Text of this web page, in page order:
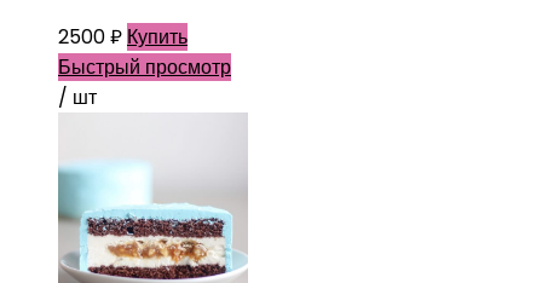
2500₽ Купить
Быстрый просмотр
/ шт